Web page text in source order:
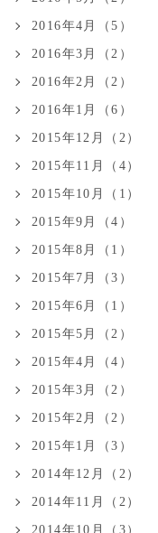
2016年4月（5）
2016年3月（2）
2016年2月（2）
2016年1月（6）
2015年12月（2）
2015年11月（4）
2015年10月（1）
2015年9月（4）
2015年8月（1）
2015年7月（3）
2015年6月（1）
2015年5月（2）
2015年4月（4）
2015年3月（2）
2015年2月（2）
2015年1月（3）
2014年12月（2）
2014年11月（2）
2014年10月（3）